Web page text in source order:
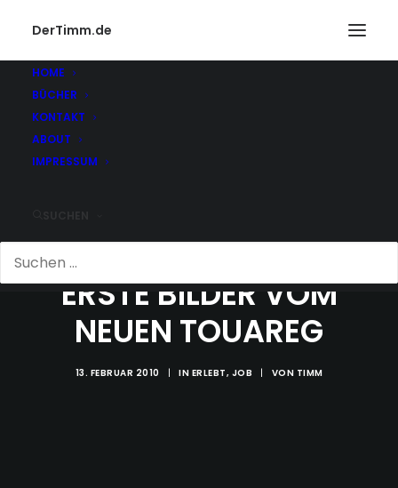
DerTimm.de
HOME
BÜCHER
KONTAKT
ABOUT
IMPRESSUM
ERSTE BILDER VOM
NEUEN TOUAREG
13. FEBRUAR 2010 | IN ERLEBT, JOB | VON TIMM